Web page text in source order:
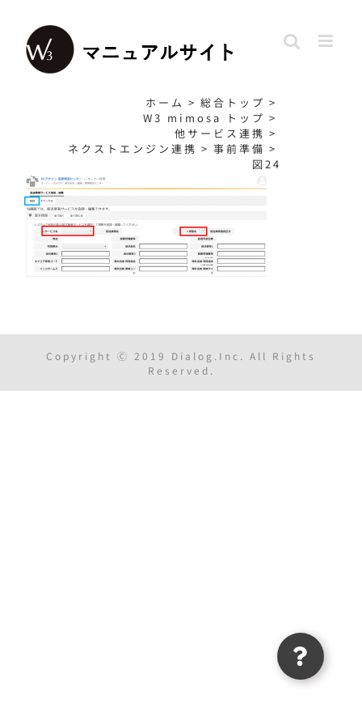
content
ホーム > 総合トップ >
W3 mimosa トップ >
他サービス連携 >
ネクストエンジン連携 > 事前準備 >
図24
Copyright Ⓒ 2019 Dialog.Inc. All Rights
Reserved.